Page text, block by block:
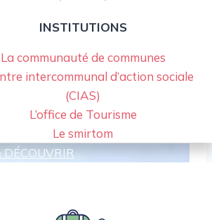
INSTITUTIONS
La communauté de communes
intercommunal d’action sociale
(CIAS)
L’office de Tourisme
Le smirtom
DÉCOUVRIR